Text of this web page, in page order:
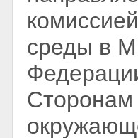
среды в
Сторонам